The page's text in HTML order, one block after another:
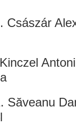
Császár
Săveanu